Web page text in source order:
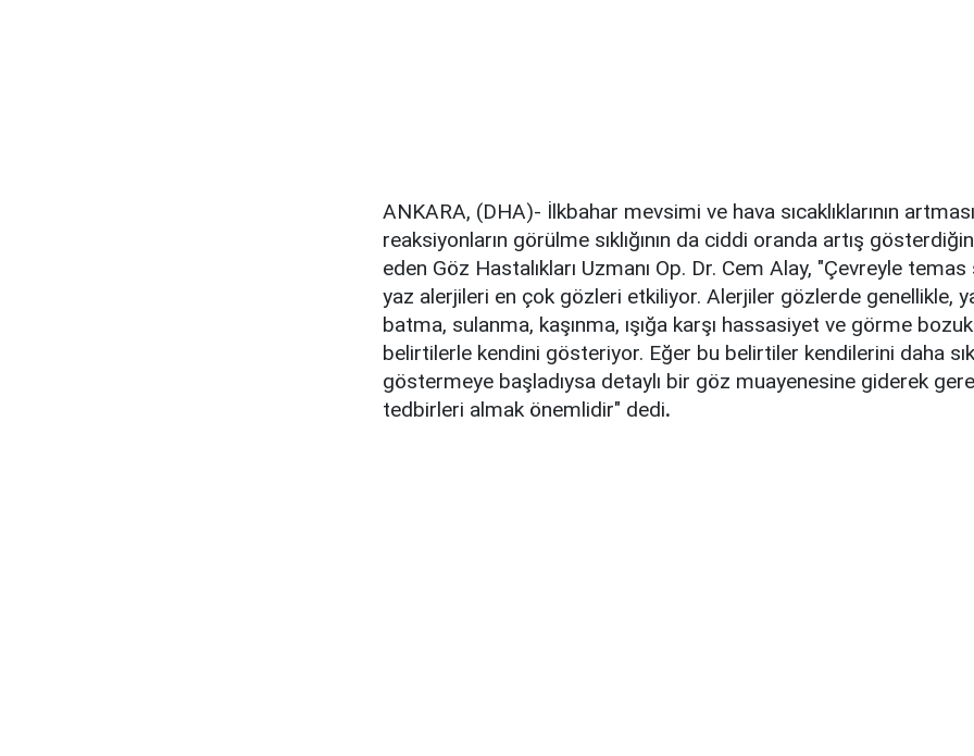
ANKARA, (DHA)- İlkbahar mevsimi ve hava sıcaklıklarının
reaksiyonların görülme sıklığının da ciddi oranda artış
eden Göz Hastalıkları Uzmanı Op. Dr. Cem Alay, "Çevreyle
yaz alerjileri en çok gözleri etkiliyor. Alerjiler gözlerde genellikle,
batma, sulanma, kaşınma, ışığa karşı hassasiyet ve görme
belirtilerle kendini gösteriyor. Eğer bu belirtiler kendilerini daha
göstermeye başladıysa detaylı bir göz muayenesine giderek
tedbirleri almak önemlidir" dedi.